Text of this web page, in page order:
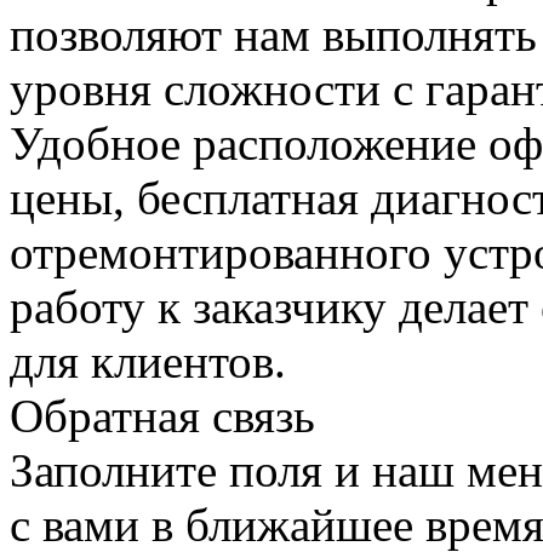
позволяют нам
уровня сложности с
Удобное расположение
цены, бесплатная
отремонтированного
работу к заказчику
для клиентов.
Обратная связь
Заполните поля и наш
с вами в ближайшее время